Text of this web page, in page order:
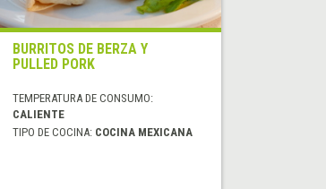
BURRITOS DE BERZA Y
PULLED PORK
TEMPERATURA DE CONSUMO:
CALIENTE
TIPO DE COCINA: COCINA MEXICANA